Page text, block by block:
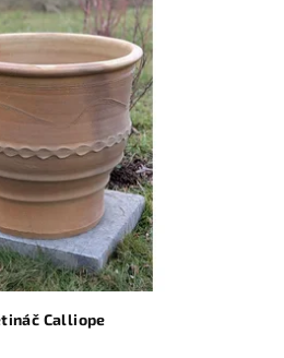
Calliope